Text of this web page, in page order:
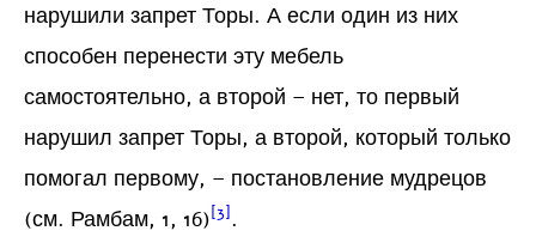
нарушили запрет Торы. А если один из них
способен перенести эту мебель
самостоятельно, а второй – нет, то первый
нарушил запрет Торы, а второй, который только
помогал первому, – постановление мудрецов
(см. Рамбам, 1, 16)[3] .